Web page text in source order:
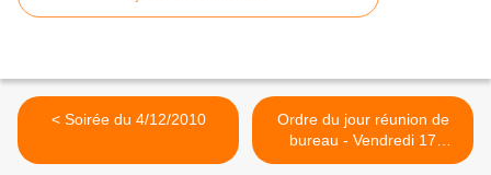
< Soirée du 4/12/2010
Ordre du jour réunion de
bureau - Vendredi 17
décembre 2010 à 20h30 >